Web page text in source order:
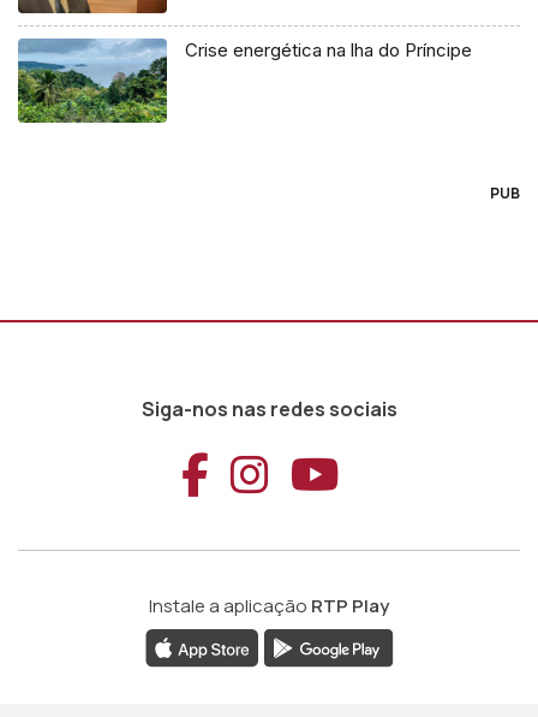
Crise energética na lha do Príncipe
PUB
Siga-nos nas redes sociais
Aceder ao
Aceder ao
Aceder
Instale a aplicação RTP Play